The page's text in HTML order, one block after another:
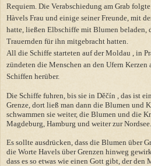
Requiem. Die Verabschiedung am Grab
Hàvels Frau und einige seiner Freunde, mit
hatte, ließen Elbschiffe mit Blumen beladen,
Trauernden für ihn mitgebracht hatten.
All die Schiffe starteten auf der Moldau , in
zündeten die Menschen an den Ufern Kerzen
Schiffen herüber.
Die Schiffe fuhren, bis sie in Děčín , das ist
Grenze, dort ließ man dann die Blumen und
schwammen sie weiter, die Blumen und die
Magdeburg, Hamburg und weiter zur Nordsee.
Es sollte ausdrücken, dass die Blumen über
die Worte Havels über Grenzen hinweg
dass es so etwas wie einen Gott gibt, der den